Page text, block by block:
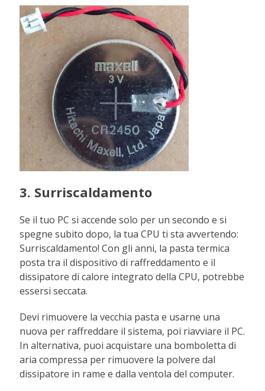
3. Surriscaldamento
Se il tuo PC si accende solo per un secondo e si
spegne subito dopo, la tua CPU ti sta avvertendo:
Surriscaldamento! Con gli anni, la pasta termica
posta tra il dispositivo di raffreddamento e il
dissipatore di calore integrato della CPU, potrebbe
essersi seccata.
Devi rimuovere la vecchia pasta e usarne una
nuova per raffreddare il sistema, poi riavviare il PC.
In alternativa, puoi acquistare una bomboletta di
aria compressa per rimuovere la polvere dal
dissipatore in rame e dalla ventola del computer.